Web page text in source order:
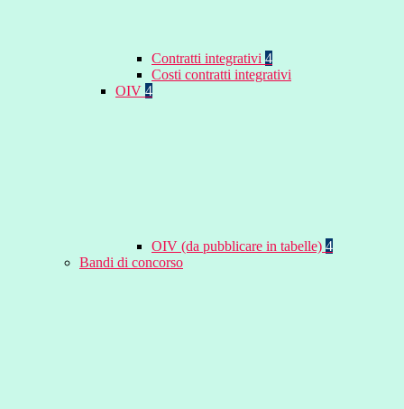
Contratti integrativi 4
Costi contratti integrativi
OIV 4
OIV (da pubblicare in tabelle) 4
Bandi di concorso